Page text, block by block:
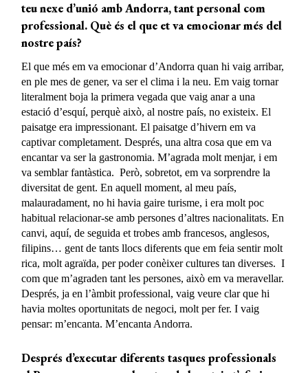
teu nexe d’unió amb Andorra, tant personal com
professional. Què és el que et va emocionar més del
nostre país?
El que més em va emocionar d’Andorra quan hi vaig arribar,
en ple mes de gener, va ser el clima i la neu. Em vaig tornar
literalment boja la primera vegada que vaig anar a una
estació d’esquí, perquè això, al nostre país, no existeix. El
paisatge era impressionant. El paisatge d’hivern em va
captivar completament. Després, una altra cosa que em va
encantar va ser la gastronomia. M’agrada molt menjar, i em
va semblar fantàstica. Però, sobretot, em va sorprendre la
diversitat de gent. En aquell moment, al meu país,
malauradament, no hi havia gaire turisme, i era molt poc
habitual relacionar-se amb persones d’altres nacionalitats. En
canvi, aquí, de seguida et trobes amb francesos, anglesos,
filipins… gent de tants llocs diferents que em feia sentir molt
rica, molt agraïda, per poder conèixer cultures tan diverses. I
com que m’agraden tant les persones, això em va meravellar.
Després, ja en l’àmbit professional, vaig veure clar que hi
havia moltes oportunitats de negoci, molt per fer. I vaig
pensar: m’encanta. M’encanta Andorra.
Després d’executar diferents tasques professionals